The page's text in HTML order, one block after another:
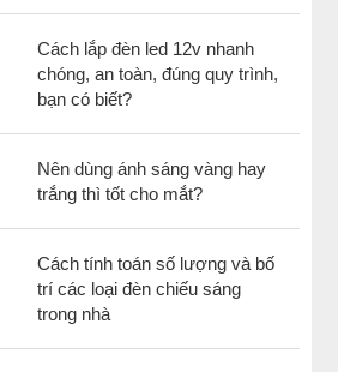
Cách lắp đèn led 12v nhanh
chóng, an toàn, đúng quy trình,
bạn có biết?
Nên dùng ánh sáng vàng hay
trắng thì tốt cho mắt?
Cách tính toán số lượng và bố
trí các loại đèn chiếu sáng
trong nhà